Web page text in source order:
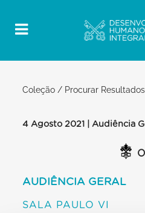
Coleção / Procurar Resultados
4 Agosto 2021 | Audiência
AUDIÊNCIA GERAL
SALA PAULO VI